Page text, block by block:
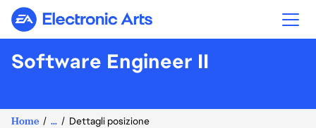
Electronic Arts
Software Engineer II
Home ... Dettagli posizione